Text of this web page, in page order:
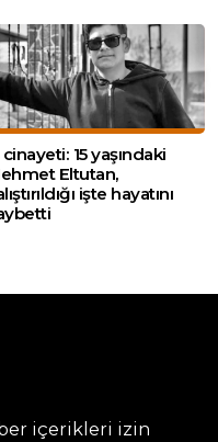
cinayeti: 15 yaşındaki
Eltutan,
işte hayatını
içerikleri izin